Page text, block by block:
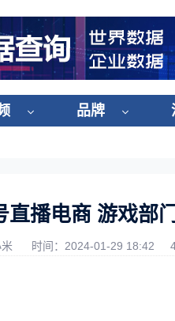
品牌
播电商 游戏部
时间：2024-01-29 18:42